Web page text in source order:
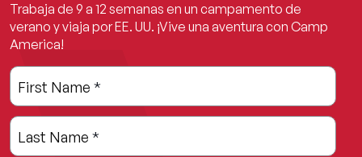
Trabaja de 9 a 12 semanas en un campamento de
verano y viaja por EE. UU. ¡Vive una aventura con Camp
America!
Leave
this
field
blank
Freeform
Check
First Name *
Last Name *